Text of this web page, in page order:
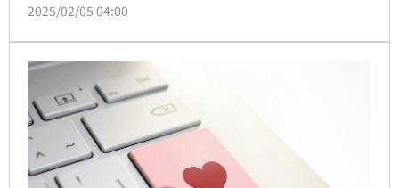
遇輕微的健康問題，多數人會自行購買成藥緩解症狀。
業的保健建議。
2025/02/05 04:00